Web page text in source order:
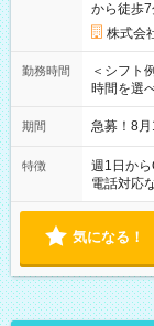
から徒歩
株式会
勤務時間
＜シフト例＞
時間を選
期間 急募！8
特徴 週1日から
電話対応
気になる！